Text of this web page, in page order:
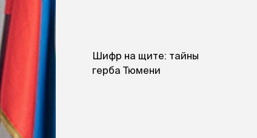
Шифр на щите: тайны
герба Тюмени